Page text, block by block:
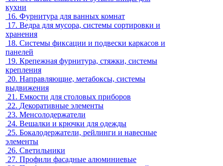
кухни
16. Фурнитура для ванных комнат
17. Ведра для мусора, системы сортировки и
хранения
18. Системы фиксации и подвески каркасов и
панелей
19. Крепежная фурнитура, стяжки, системы
крепления
20. Направляющие, метабоксы, системы
выдвижения
21. Емкости для столовых приборов
22. Декоративные элементы
23. Менсолодержатели
24. Вешалки и крючки для одежды
25. Бокалодержатели, рейлинги и навесные
элементы
26. Светильники
27. Профили фасадные алюминиевые